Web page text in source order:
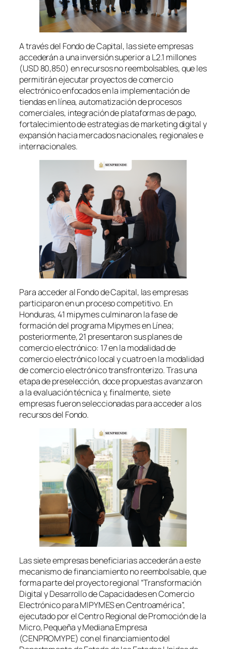
A través del Fondo de Capital, las siete empresas
accederán a una inversión superior a L2.1 millones
(USD 80,850) en recursos no reembolsables, que les
permitirán ejecutar proyectos de comercio
electrónico enfocados en la implementación de
tiendas en línea, automatización de procesos
comerciales, integración de plataformas de pago,
fortalecimiento de estrategias de marketing digital y
expansión hacia mercados nacionales, regionales e
internacionales.
Para acceder al Fondo de Capital, las empresas
participaron en un proceso competitivo. En
Honduras, 41 mipymes culminaron la fase de
formación del programa Mipymes en Línea;
posteriormente, 21 presentaron sus planes de
comercio electrónico: 17 en la modalidad de
comercio electrónico local y cuatro en la modalidad
de comercio electrónico transfronterizo. Tras una
etapa de preselección, doce propuestas avanzaron
a la evaluación técnica y, finalmente, siete
empresas fueron seleccionadas para acceder a los
recursos del Fondo.
Las siete empresas beneficiarias accederán a este
mecanismo de financiamiento no reembolsable, que
forma parte del proyecto regional “Transformación
Digital y Desarrollo de Capacidades en Comercio
Electrónico para MIPYMES en Centroamérica”,
ejecutado por el Centro Regional de Promoción de la
Micro, Pequeña y Mediana Empresa
(CENPROMYPE) con el financiamiento del